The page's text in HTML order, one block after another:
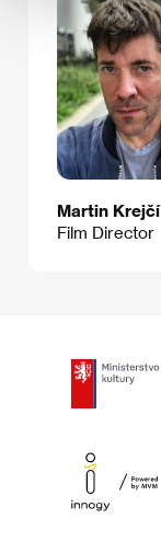
Martin Krejčí
Film Director